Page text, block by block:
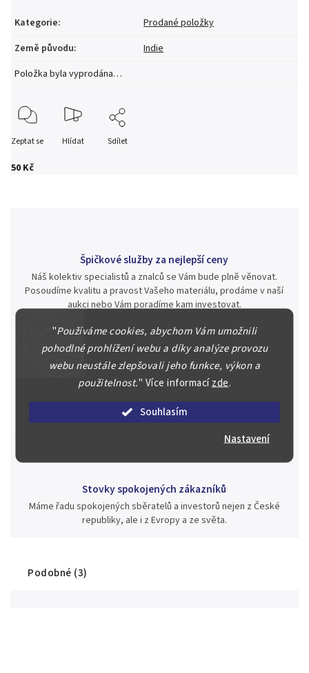
"Používáme cookies, abychom Vám umožnili
pohodlné prohlížení webu a díky analýze provozu
webu neustále zlepšovali jeho funkce, výkon a
použitelnost." Více informacízde.
Souhlasím
Nastavení
50 Kč
Kategorie:
Prodané položky
Země původu:
Indie
Položka byla vyprodána…
Zeptat se Hlídat Sdílet
Špičkové služby za nejlepší ceny
Náš kolektiv specialistů a znalců se Vám bude plně věnovat.
Posoudíme kvalitu a pravost Vašeho materiálu, prodáme v naší
aukci nebo Vám poradíme kam investovat.
Jsme zde pro Vás nepřetržitě již od roku 2000
Během té doby jsme v našich aukcích prodali významné sbírky i
jednotlivé kusy unikátních mincí, bankovek, řádů a vyznamenání
za rekordní ceny.
Stovky spokojených zákazníků
Máme řadu spokojených sběratelů a investorů nejen z České
republiky, ale i z Evropy a ze světa.
Podobné (3)